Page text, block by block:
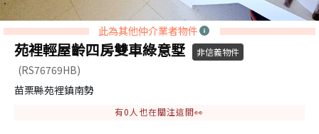
此為其他仲介業者物件
苑裡輕屋齡四房雙車綠意墅 非信義物件
(RS76769HB)
苗栗縣苑裡鎮南勢
有0 人也在關注這間👀